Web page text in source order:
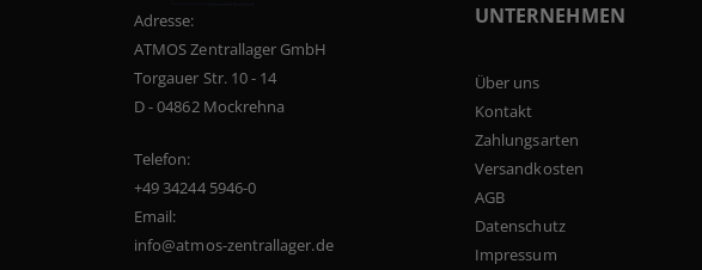
Adresse:
ATMOS Zentrallager GmbH
Torgauer Str. 10 - 14
D - 04862 Mockrehna
Telefon:
+49 34244 5946-0
Email:
info@atmos-zentrallager.de
UNTERNEHMEN
Über uns
Kontakt
Zahlungsarten
Versandkosten
AGB
Datenschutz
Impressum